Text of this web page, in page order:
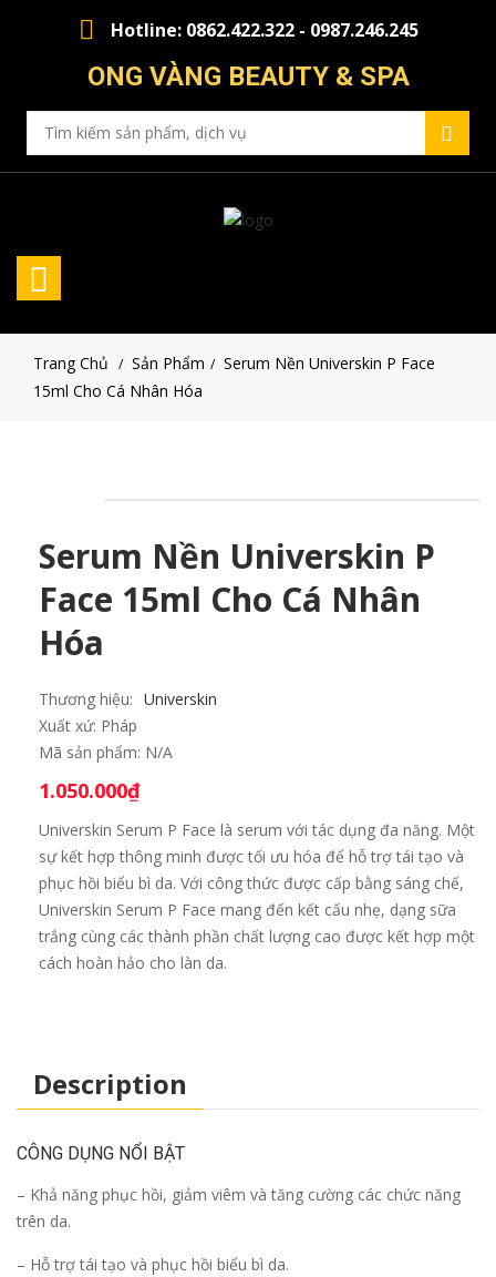
Hotline: 0862.422.322 - 0987.246.245
ONG VÀNG BEAUTY & SPA
Trang Chủ / Sản Phẩm / Serum Nền Universkin P Face
15ml Cho Cá Nhân Hóa
Serum Nền Universkin P
Face 15ml Cho Cá Nhân
Hóa
Thương hiệu: Universkin
Xuất xứ: Pháp
Mã sản phẩm: N/A
1.050.000₫
Universkin Serum P Face là serum với tác dụng đa năng. Một
sự kết hợp thông minh được tối ưu hóa để hỗ trợ tái tạo và
phục hồi biểu bì da. Với công thức được cấp bằng sáng chế,
Universkin Serum P Face mang đến kết cấu nhẹ, dạng sữa
trắng cùng các thành phần chất lượng cao được kết hợp một
cách hoàn hảo cho làn da.
Description
CÔNG DỤNG NỔI BẬT
– ​​ Khả năng phục hồi, giảm viêm và tăng cường các chức năng
trên da.
– Hỗ trợ tái tạo và phục hồi biểu bì da.